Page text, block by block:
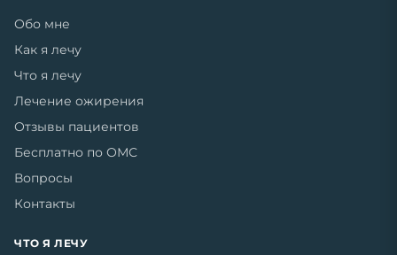
Обо мне
Как я лечу
Что я лечу
Лечение ожирения
Отзывы пациентов
Бесплатно по ОМС
Вопросы
Контакты
ЧТО Я ЛЕЧУ